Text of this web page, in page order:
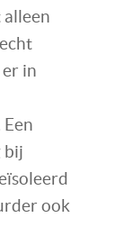
alleen
in
bij
ook